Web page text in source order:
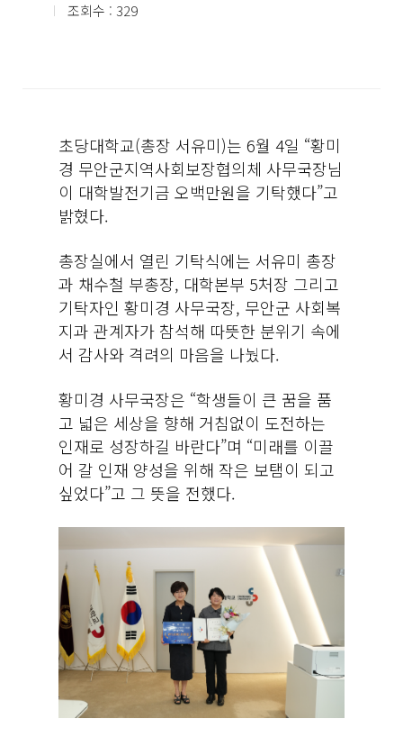
조회수 : 329
초당대학교(총장 서유미)는 6월 4일 “황미
경 무안군지역사회보장협의체 사무국장님
이 대학발전기금 오백만원을 기탁했다”고
밝혔다.
총장실에서 열린 기탁식에는 서유미 총장
과 채수철 부총장, 대학본부 5처장 그리고
기탁자인 황미경 사무국장, 무안군 사회복
지과 관계자가 참석해 따뜻한 분위기 속에
서 감사와 격려의 마음을 나눴다.
황미경 사무국장은 “학생들이 큰 꿈을 품
고 넓은 세상을 향해 거침없이 도전하는
인재로 성장하길 바란다”며 “미래를 이끌
어 갈 인재 양성을 위해 작은 보탬이 되고
싶었다”고 그 뜻을 전했다.